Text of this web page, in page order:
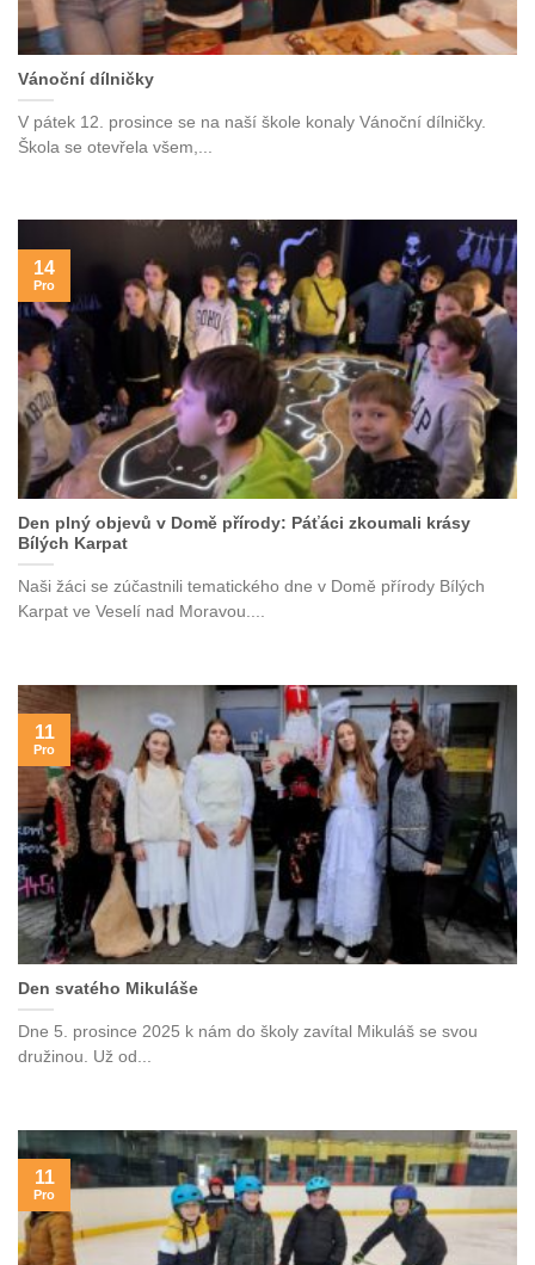
Vánoční dílničky
V pátek 12. prosince se na naší škole konaly Vánoční dílničky.
Škola se otevřela všem,...
Den plný objevů v Domě přírody: Páťáci zkoumali krásy
Bílých Karpat
Naši žáci se zúčastnili tematického dne v Domě přírody Bílých
Karpat ve Veselí nad Moravou....
14
Pro
Den svatého Mikuláše
Dne 5. prosince 2025 k nám do školy zavítal Mikuláš se svou
družinou. Už od...
11
Pro
11
Pro